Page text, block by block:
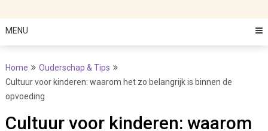
MENU
Home
Ouderschap & Tips
Cultuur voor kinderen: waarom het zo belangrijk is binnen de
opvoeding
Cultuur voor kinderen: waarom